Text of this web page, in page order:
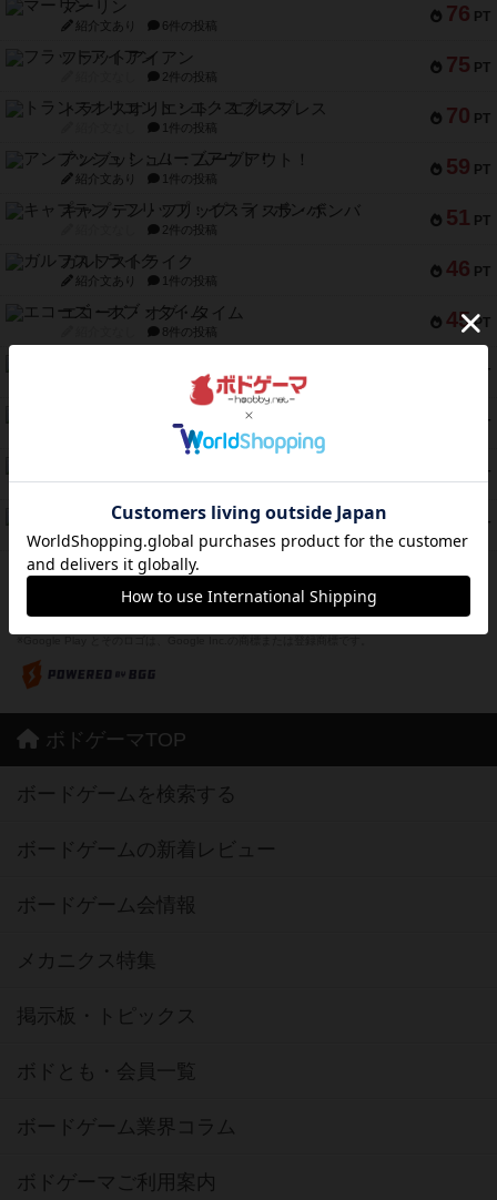
76 PT
マーリン
紹介文あり 6件の投稿
75 PT
フラットアイアン
2件の投稿
70 PT
トランスオリエント・エクスプレス
1件の投稿
59 PT
アンブッシュ！：ムーブアウト！
紹介文あり 1件の投稿
51 PT
キャプテン・フリップ：イスラ・ボンバ
2件の投稿
46 PT
ガルフストライク
紹介文あり 1件の投稿
45 PT
エコーズ・オブ・タイム
8件の投稿
PT
12件の投稿
PT
1件の投稿
PT
紹介文なし 1件の投稿
PT
ドコジャン
紹介文あり 10件の投稿
※Apple、Apple のロゴ は、米国および他の国々で登録されたApple Inc.の商標です。
※App Store は、Apple Inc.のサービスマークです。
※Android は、グーグル インコーポレイテッドの商標または登録商標です。
ボドゲーマTOP
ボードゲームを検索する
ボードゲームの新着レビュー
ボードゲーム会情報
メカニクス特集
掲示板・トピックス
ボドとも・会員一覧
ボードゲーム業界コラム
ボドゲーマご利用案内